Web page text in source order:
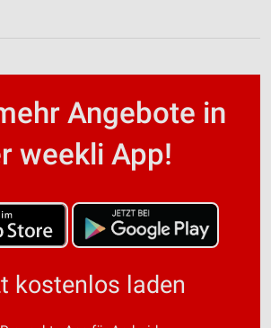
Angebote in
weekli App!
kostenlos laden